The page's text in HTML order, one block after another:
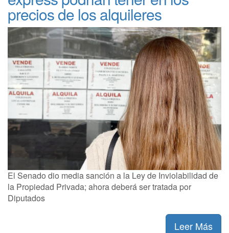
precios de los alquileres
El Senado dio media sanción a la Ley de Inviolabilidad de
la Propiedad Privada; ahora deberá ser tratada por
Diputados
Leer Más